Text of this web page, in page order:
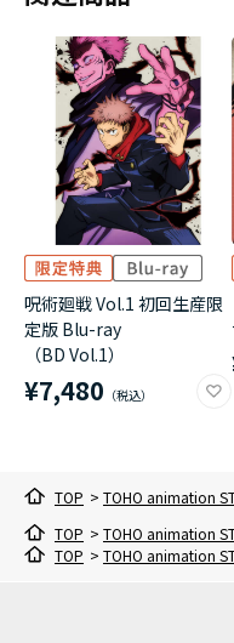
呪術廻戦 Vol.1 初回生産限
定版 Blu-ray
（BD Vol.1）
¥7,480
TOP > TOHO animation
TOP > TOHO animation
TOP > TOHO animation